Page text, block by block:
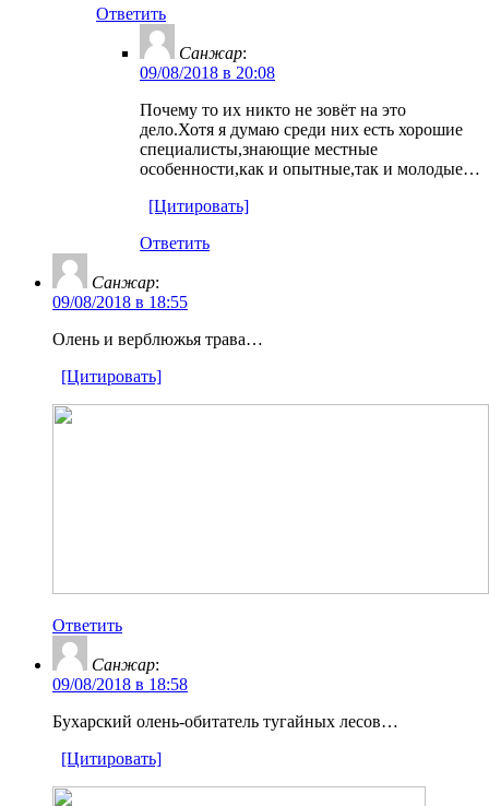
Ответить
Санжар:
09/08/2018 в 20:08
Почему то их никто не зовёт на это
дело.Хотя я думаю среди них есть хорошие
специалисты,знающие местные
особенности,как и опытные,так и молодые…
[Цитировать]
Ответить
Санжар:
09/08/2018 в 18:55
Олень и верблюжья трава…
[Цитировать]
Ответить
Санжар:
09/08/2018 в 18:58
Бухарский олень-обитатель тугайных лесов…
[Цитировать]